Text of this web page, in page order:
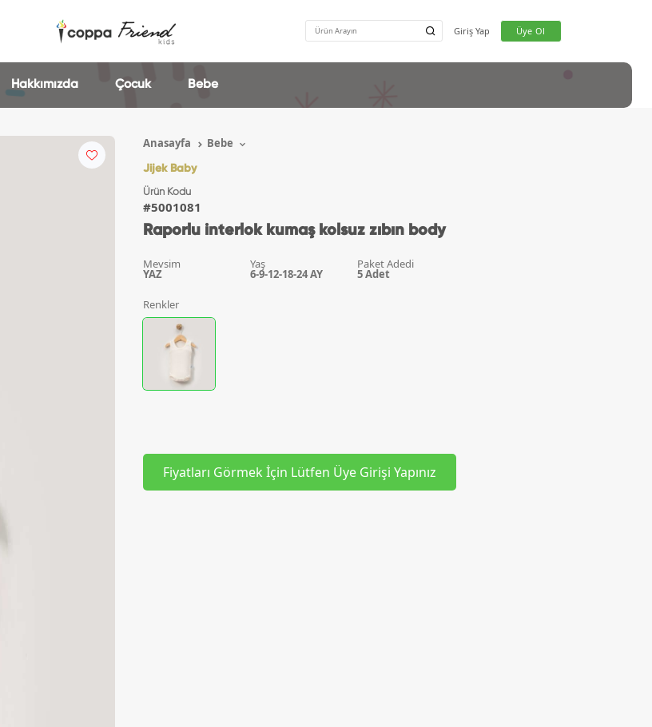
Hakkımızda Çocuk
Anasayfa Bebe
Jijek Baby
Ürün Kodu
#5001081
Raporlu interlok kumaş kolsuz zıbın body
Mevsim
YAZ
Yaş
6-9-12-18-24 AY
Paket Adedi
5Adet
Renkler
Fiyatları Görmek İçin Lütfen Üye Girişi Yapınız